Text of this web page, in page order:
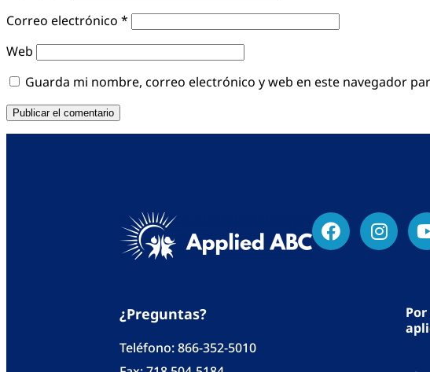
Correo electrónico *
Web
Guarda mi nombre, correo electrónico y web en este navegador
¿Preguntas?
Teléfono:866-352-5010
Por